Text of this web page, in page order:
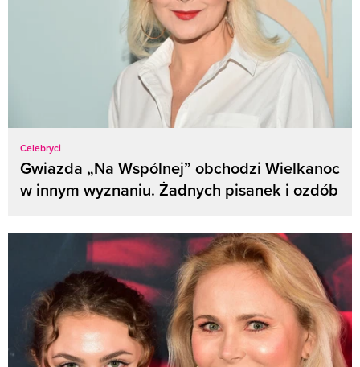
Celebryci
Gwiazda „Na Wspólnej” obchodzi Wielkanoc
w innym wyznaniu. Żadnych pisanek i ozdób